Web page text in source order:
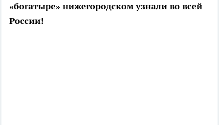
«богатыре» нижегородском узнали во всей
России!